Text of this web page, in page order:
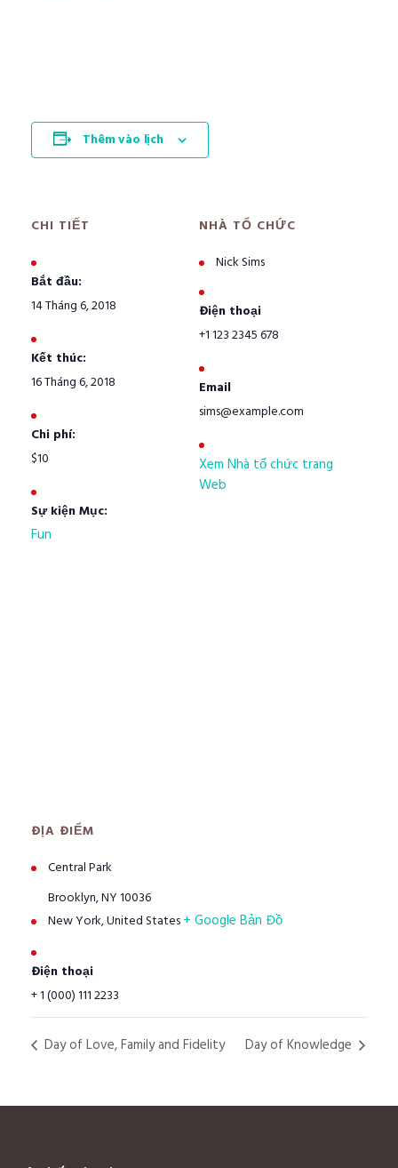
Thêm vào lịch
CHI TIẾT
Bắt đầu:
14 Tháng 6, 2018
Kết thúc:
16 Tháng 6, 2018
Chi phí:
$10
Sự kiện Mục:
Fun
NHÀ TỔ CHỨC
Nick Sims
Điện thoại
+1 123 2345 678
Email
sims@example.com
Xem Nhà tổ chức trang
Web
ĐỊA ĐIỂM
Central Park
Brooklyn, NY 10036
New York,United States+ Google Bản Đồ
Điện thoại
+ 1 (000) 111 2233
Day of Love, Family and Fidelity Day of Knowledge